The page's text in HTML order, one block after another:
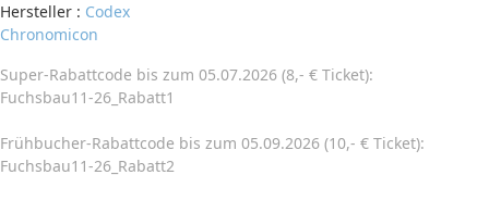
Hersteller : Codex
Chronomicon
Super-Rabattcode bis zum 05.07.2026 (8,- € Ticket):
Fuchsbau11-26_Rabatt1
Frühbucher-Rabattcode bis zum 05.09.2026 (10,- € Ticket):
Fuchsbau11-26_Rabatt2